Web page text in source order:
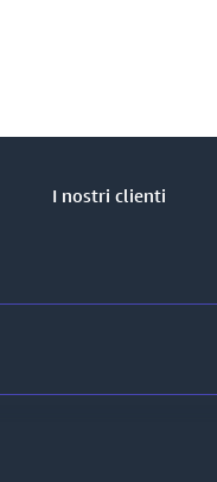
I nostri clienti